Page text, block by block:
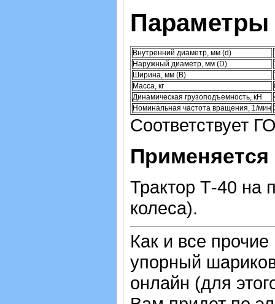
Параметры
Внутренний диаметр, мм (d)
Наружный диаметр, мм (D)
Ширина, мм (B)
Масса, кг
Динамическая грузоподъемность, кН
Номинальная частота вращения, 1/мин
Соответствует
Трактор Т-40 на
колеса).
Как и все
упорный
онлайн (для